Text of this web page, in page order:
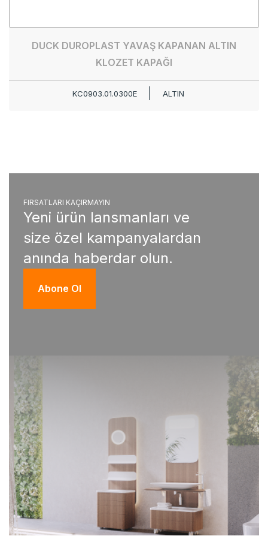
DUCK DUROPLAST YAVAŞ KAPANAN ALTIN
KLOZET KAPAĞI
KC0903.01.0300E ALTIN
FIRSATLARI KAÇIRMAYIN
Yeni ürün lansmanları ve
size özel kampanyalardan
anında haberdar olun.
Abone Ol